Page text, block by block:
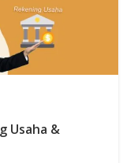
Usaha &